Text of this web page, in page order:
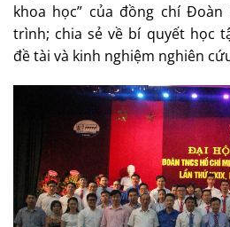
khoa học” của đồng chí
trình; chia sẻ về bí quyết học
đề tài và kinh nghiệm nghiên